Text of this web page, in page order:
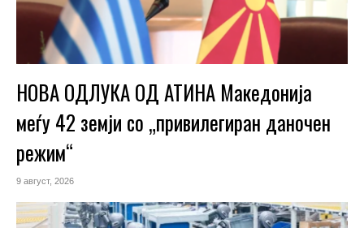
НОВА ОДЛУКА ОД АТИНА Македонија
меѓу 42 земји со „привилегиран даночен
режим“
9 август, 2026